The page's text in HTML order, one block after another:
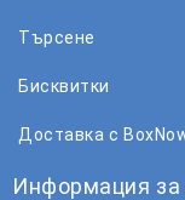
Търсене
Бисквитки
Доставка с
Информация за